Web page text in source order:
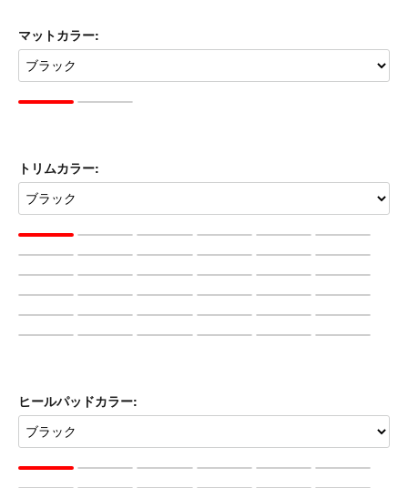
マットカラー:
トリムカラー:
ヒールパッドカラー: